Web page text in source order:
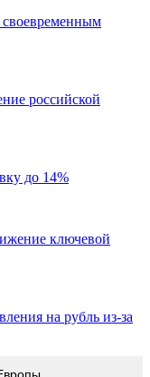
своевременным
российской
до 14%
ключевой
на рубль из-за